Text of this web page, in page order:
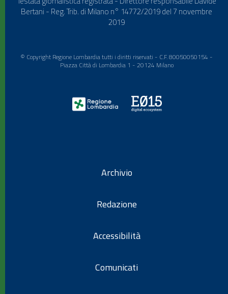
Bertani - Reg. Trib. di Milano n° 14772/2019 del 7 novembre
2019
© Copyright Regione Lombardia tutti i diritti riservati - C.F. 80050050154 -
Piazza Città di Lombardia 1 - 20124 Milano
Archivio
Redazione
Accessibilità
Comunicati